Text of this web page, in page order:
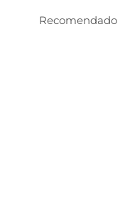
Recomendado